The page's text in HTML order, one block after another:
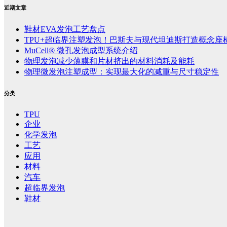
近期文章
鞋材EVA发泡工艺盘点
TPU+超临界注塑发泡！巴斯夫与现代坦迪斯打造概念座
MuCell® 微孔发泡成型系统介绍
物理发泡减少薄膜和片材挤出的材料消耗及能耗
物理微发泡注塑成型：实现最大化的减重与尺寸稳定性
分类
TPU
企业
化学发泡
工艺
应用
材料
汽车
超临界发泡
鞋材